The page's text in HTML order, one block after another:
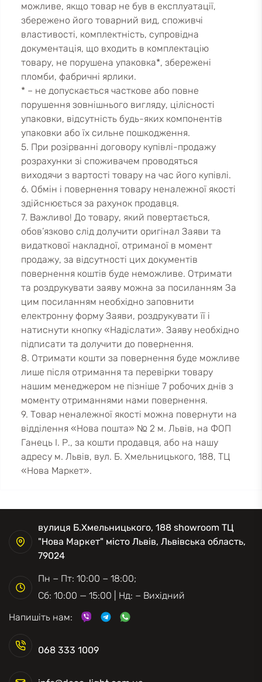
можливе, якщо товар не був в експлуатації,
збережено його товарний вид, споживчі
властивості, комплектність, супровідна
документація, що входить в комплектацію
товару, не порушена упаковка*, збережені
пломби, фабричні ярлики.
* – не допускається часткове або повне
порушення зовнішнього вигляду, цілісності
упаковки, відсутність будь-яких компонентів
упаковки або їх сильне пошкодження.
5. При розірванні договору купівлі-продажу
розрахунки зі споживачем проводяться
виходячи з вартості товару на час його купівлі.
6. Обмін і повернення товару неналежної якості
здійснюється за рахунок продавця.
7. Важливо! До товару, який повертається,
обов’язково слід долучити оригінал Заяви та
видаткової накладної, отриманої в момент
продажу, за відсутності цих документів
повернення коштів буде неможливе. Отримати
та роздрукувати заяву можна за посиланням За
цим посиланням необхідно заповнити
електронну форму Заяви, роздрукувати її і
натиснути кнопку «Надіслати». Заяву необхідно
підписати та долучити до повернення.
8. Отримати кошти за повернення буде можливе
лише після отримання та перевірки товару
нашим менеджером не пізніше 7 робочих днів з
моменту отриманнями нами повернення.
9. Товар неналежної якості можна повернути на
відділення «Нова пошта» № 2 м. Львів, на ФОП
Ганець І. Р., за кошти продавця, або на нашу
адресу м. Львів, вул. Б. Хмельницького, 188, ТЦ
«Нова Маркет».
068 333 1009
вулиця Б.Хмельницького, 188 showroom ТЦ
"Нова Маркет" місто Львів, Львівська область,
79024
Пн − Пт: 10:00 − 18:00;
Сб: 10:00 — 15:00 | Нд: − Вихідний
Напишіть нам: